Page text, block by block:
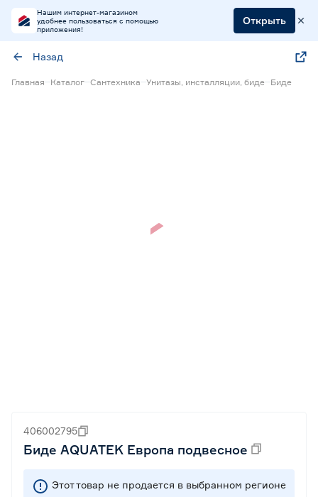
Нашим интернет-магазином
удобнее пользоваться с помощью
приложения!
Открыть
Назад
Главная Каталог Сантехника Унитазы, инсталляции, биде Биде
406002795
Биде AQUATEK Европа подвесное
Этот товар не продается в выбранном регионе